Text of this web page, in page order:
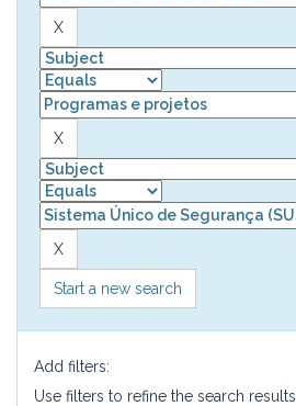
Start a new search
Add filters:
Use filters to refine the search results.